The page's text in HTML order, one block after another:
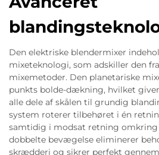
Den elektriske blendermixer
mixeteknologi, som adskiller den
mixemetoder. Den planetariske
punkts bolde-dækning, hvilket
alle dele af skålen til grundig
system roterer tilbehøret i én
samtidig i modsat retning omkring
dobbelte bevægelse eliminerer
skrædderi og sikrer perfekt